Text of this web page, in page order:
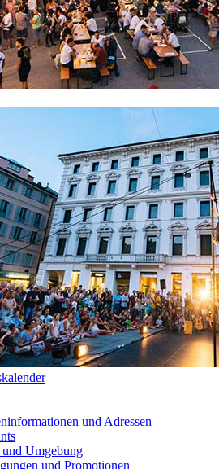
und Adressen
und Umgebung
und Promotionen